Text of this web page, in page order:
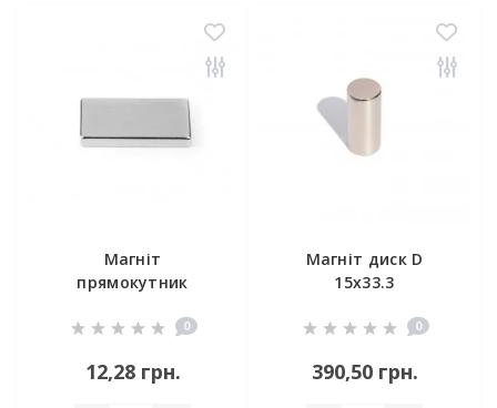
Магніт
прямокутник
0
12,28 грн.
Магніт диск D
15х33.3
0
390,50 грн.